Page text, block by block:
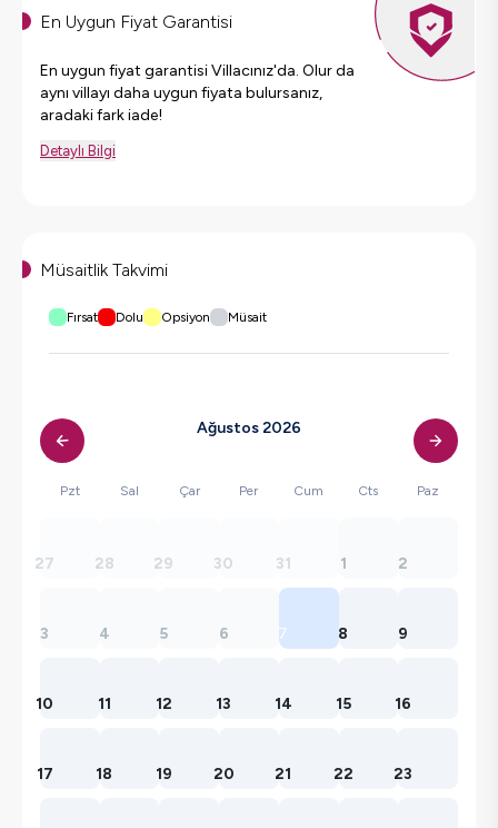
En Uygun Fiyat Garantisi
En uygun fiyat garantisi Villacınız'da. Olur da
aynı villayı daha uygun fiyata bulursanız,
aradaki fark iade!
Detaylı Bilgi
Müsaitlik Takvimi
Fırsat Dolu Opsiyon Müsait
Ağustos 2026
Pzt Sal Çar Per Cum Cts Paz
27 28 29 30 31 1 2
3 4 5 6 7 8 9
10 11 12 13 14 15 16
17 18 19 20 21 22 23